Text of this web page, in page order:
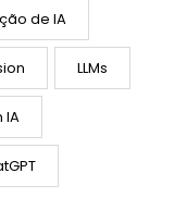
de IA
LLMs
IA